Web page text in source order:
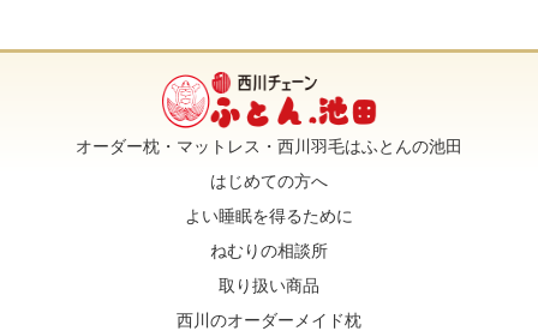
オーダー枕・マットレス・西川羽毛はふとんの池田
はじめての方へ
よい睡眠を得るために
ねむりの相談所
取り扱い商品
西川のオーダーメイド枕